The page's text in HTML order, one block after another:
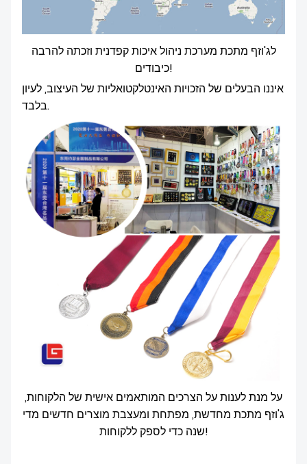
לג'וזף מתכת מערכת ניהול איכות קפדנית וזכתה להרבה
כיבודים!
איננו הבעלים של הזכויות האינטלקטואליות של העיצוב, לעיון
בלבד.
על מנת לענות על הצרכים המותאמים אישית של הלקוחות,
ג'וזף מתכת מחדשת, מפתחת ומעצבת מוצרים חדשים מדי
שנה כדי לספק ללקוחות!